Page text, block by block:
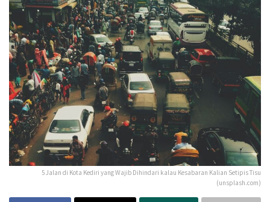
5 Jalan di Kota Kediri yang Wajib Dihindari kalau Kesabaran Kalian Setipis Tisu
(unsplash.com)